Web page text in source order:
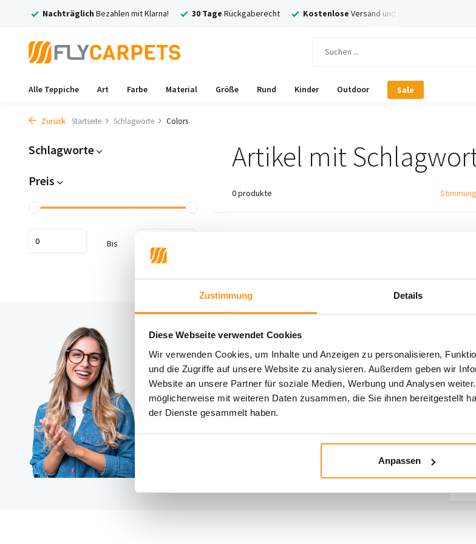
Zustimmung Details
Diese Webseite verwendet Cookies
Wir verwenden Cookies, um Inhalte und Anzeigen zu personalisieren,
und die Zugriffe auf unsere Website zu analysieren. Außerdem geben wir
Website an unsere Partner für soziale Medien, Werbung und Analysen
möglicherweise mit weiteren Daten zusammen, die Sie ihnen bereitgestellt
der Dienste gesammelt haben.
Anpassen
Nachträglich Bezahlen mit Klarna! 30 Tage Rückgaberecht Kostenlose Versand und Rückversand
Alle Teppiche Art Farbe Material Größe Rund Kinder Outdoor Sale
Zurück Startseite Schlagworte Colors
Schlagworte
Preis
Bis
Artikel mit
0 produkte
Brauchst du Hilfe?
Kontaktiere unseren Kundenservice
Rücksendung